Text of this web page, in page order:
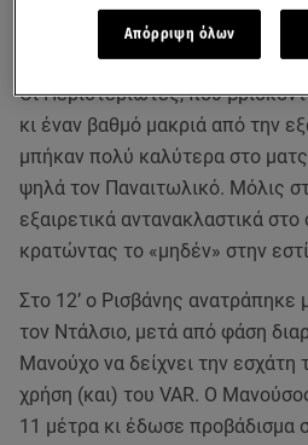
Super League, χάρις τα γκολ
Κωτσόπουλου.
Οι Περιστεριώτες, που
κι έναν βαθμό μακριά από την
μπήκαν πολύ καλύτερα στο
ψηλά τον Παναιτωλικό. Μόλις
εξαιρετικά αντανακλαστικά
κρατώντας το «μηδέν» στην
Στο 12’ ο Ρισβάνης ανατράπηκε
τον Ντάλσιο, μετά από φάση
Μανούχο να δείχνει την
χρήση (και) του VAR. Ο
11 μέτρα κι έδωσε προβάδισμα
Απόρριψη όλων